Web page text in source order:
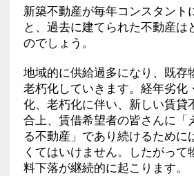
新築不動産が毎年コンスタント
と、過去に建てられた不動産は
のでしょう。
地域的に供給過多になり、既存
老朽化していきます。経年劣化
化、老朽化に伴い、新しい賃貸
合上、賃借希望者の皆さんに「
る不動産」であり続けるために
くてはいけません。したがって
料下落が継続的に起こります。